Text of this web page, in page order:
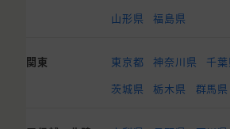
山形県
福島県
関東 東京都 神奈川県 千
茨城県
栃木県 群馬県